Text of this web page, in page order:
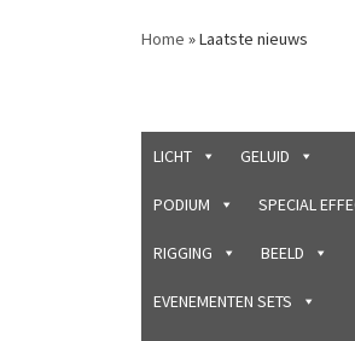
Home »Laatste nieuws
LICHT GELUID
PODIUM SPECIAL
RIGGING BEELD
EVENEMENTEN SETS